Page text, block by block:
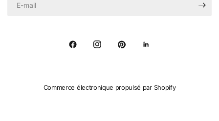
Commerce électronique propulsé par Shopify